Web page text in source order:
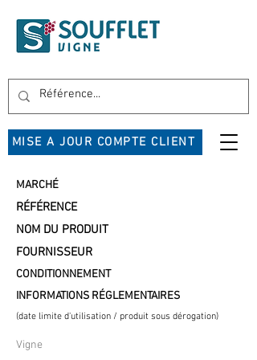
MISE A JOUR COMPTE CLIENT
MARCHÉ
RÉFÉRENCE
NOM DU PRODUIT
FOURNISSEUR
CONDITIONNEMENT
INFORMATIONS RÉGLEMENTAIRES
(date limite d'utilisation / produit sous dérogation)
Vigne